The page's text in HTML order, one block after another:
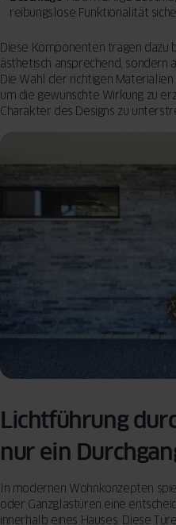
reibungslose Funktionalität
Diese Komponenten tragen dazu
ästhetisch ansprechend, sondern
Die Wahl der richtigen Materialien
um die gewünschte Wirkung zu
Charakter des Designs zu
Lichtführung
nur ein
In modernen Wohnkonzepten
oder Ganzglastüren eine
innerhalb eines Hauses. Diese